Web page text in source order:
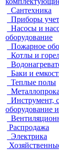
Сантехника
Приборы
Насосы и
оборудование
Пожарное
Котлы и
Баки и
Теплые полы
Инструмент,
оборудование
Распродажа
Электрика